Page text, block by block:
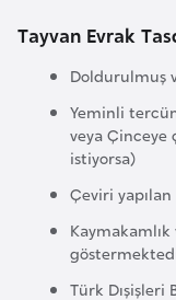
Tayvan Evrak
Doldurulmuş
Yeminli
veya Çinceye
istiyorsa)
Çeviri
Türk Dışişleri
n